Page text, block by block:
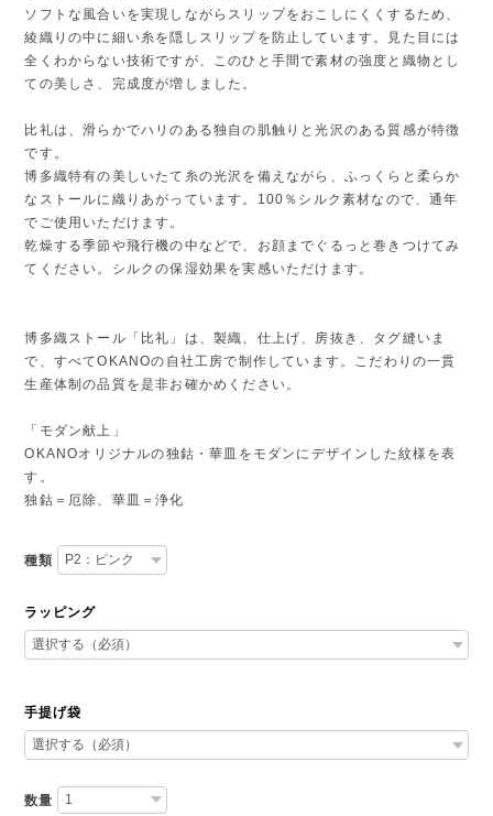
ソフトな風合いを実現しながらスリップをおこしにくくするため、
綾織りの中に細い糸を隠しスリップを防止しています。見た目には
全くわからない技術ですが、このひと手間で素材の強度と織物とし
ての美しさ、完成度が増しました。
比礼は、滑らかでハリのある独自の肌触りと光沢のある質感が特徴
です。
博多織特有の美しいたて糸の光沢を備えながら、ふっくらと柔らか
なストールに織りあがっています。100％シルク素材なので、通年
でご使用いただけます。
乾燥する季節や飛行機の中などで、お顔までぐるっと巻きつけてみ
てください。シルクの保湿効果を実感いただけます。
博多織ストール「比礼」は、製織、仕上げ、房抜き、タグ縫いま
で、すべてOKANOの自社工房で制作しています。こだわりの一貫
生産体制の品質を是非お確かめください。
「モダン献上」
OKANOオリジナルの独鈷・華皿をモダンにデザインした紋様を表
す。
独鈷＝厄除、華皿＝浄化
種類
ラッピング
手提げ袋
数量